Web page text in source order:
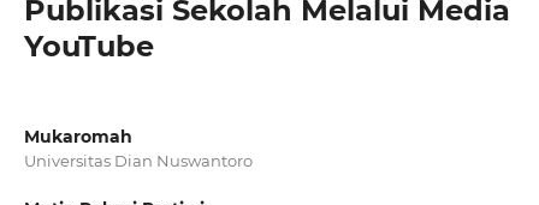
Publikasi Sekolah Melalui Media
YouTube
Mukaromah
Universitas Dian Nuswantoro